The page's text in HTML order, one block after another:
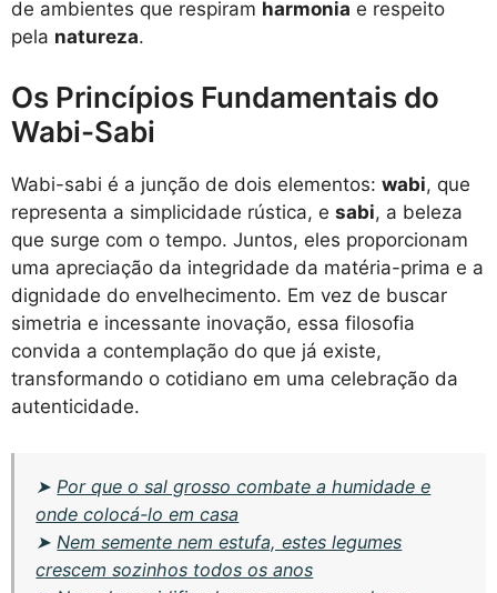
de ambientes que respiram harmonia e respeito
pela natureza.
Os Princípios Fundamentais do
Wabi-Sabi
Wabi-sabi é a junção de dois elementos: wabi, que
representa a simplicidade rústica, e sabi, a beleza
que surge com o tempo. Juntos, eles proporcionam
uma apreciação da integridade da matéria-prima e a
dignidade do envelhecimento. Em vez de buscar
simetria e incessante inovação, essa filosofia
convida a contemplação do que já existe,
transformando o cotidiano em uma celebração da
autenticidade.
➤ Por que o sal grosso combate a humidade e
onde colocá-lo em casa
➤ Nem semente nem estufa, estes legumes
crescem sozinhos todos os anos